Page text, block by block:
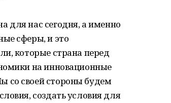
для нас сегодня, а именно
сферы, и это
которые страна перед
на инновационные
со своей стороны будем
создать условия для